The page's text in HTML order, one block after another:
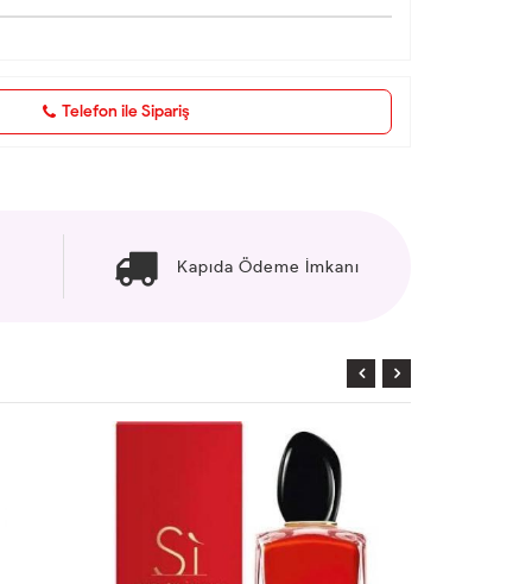
Telefon ile Sipariş
Kapıda Ödeme İmkanı